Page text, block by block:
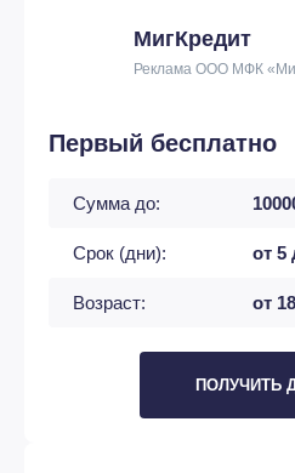
МигКредит
Реклама ООО МФК
Первый бесплатно
Сумма до:
Срок (дни): от 5
Возраст: от
ПОЛУЧИТЬ